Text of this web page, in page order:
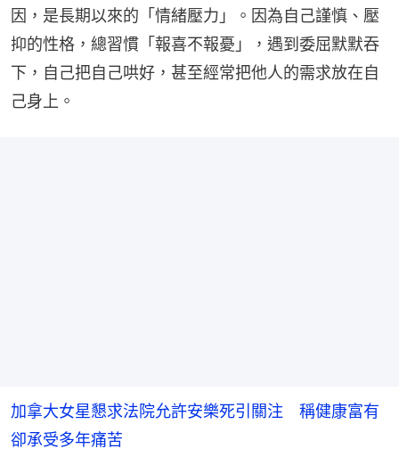
因，是長期以來的「情緒壓力」。因為自己謹慎、壓
抑的性格，總習慣「報喜不報憂」，遇到委屈默默吞
下，自己把自己哄好，甚至經常把他人的需求放在自
己身上。
加拿大女星懇求法院允許安樂死引關注 稱健康富有
卻承受多年痛苦